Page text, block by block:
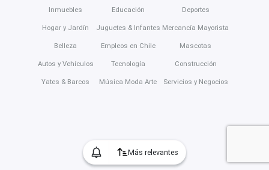
Más relevantes
Inmuebles
Hogar y Jardín
Belleza
Autos y Vehículos
Yates & Barcos
Educación
Juguetes & Infantes
Empleos en Chile
Tecnología
Música Moda Arte
Deportes
Mercancía Mayorista
Mascotas
Construcción
Servicios y Negocios